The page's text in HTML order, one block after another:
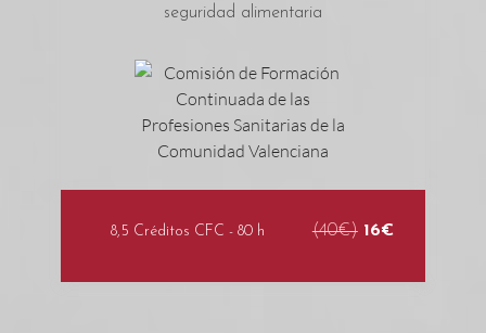
seguridad alimentaria
8,5 Créditos CFC - 80 h (40€) 16€